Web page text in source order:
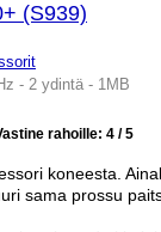
(S939)
- 2 ydintä - 1MB
rahoille: 4 / 5
koneesta.
sama prossu